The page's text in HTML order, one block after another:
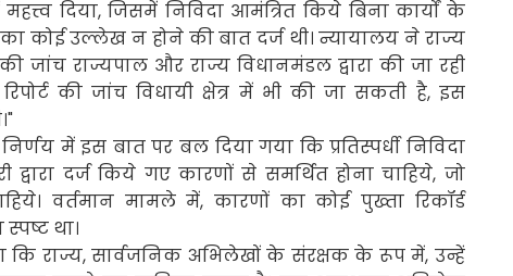
दिया,जिसमें निविदा आमंत्रित किये बिना कार्यों के
कोई उल्लेख न होने की बात दर्ज थी। न्यायालय ने राज्य
की जांच राज्यपाल और राज्य विधानमंडल द्वारा की जा रही
की जांच विधायी क्षेत्र में भी की जा सकती है, इस
में इस बात पर बल दिया गया कि प्रतिस्पर्धी निविदा
द्वारा दर्ज किये गए कारणों से समर्थित होना चाहिये, जो
वर्तमान मामले में,कारणों का कोई पुख्ता रिकॉर्ड
था।
कि राज्य,सार्वजनिक अभिलेखों के संरक्षक के रूप में, उन्हें